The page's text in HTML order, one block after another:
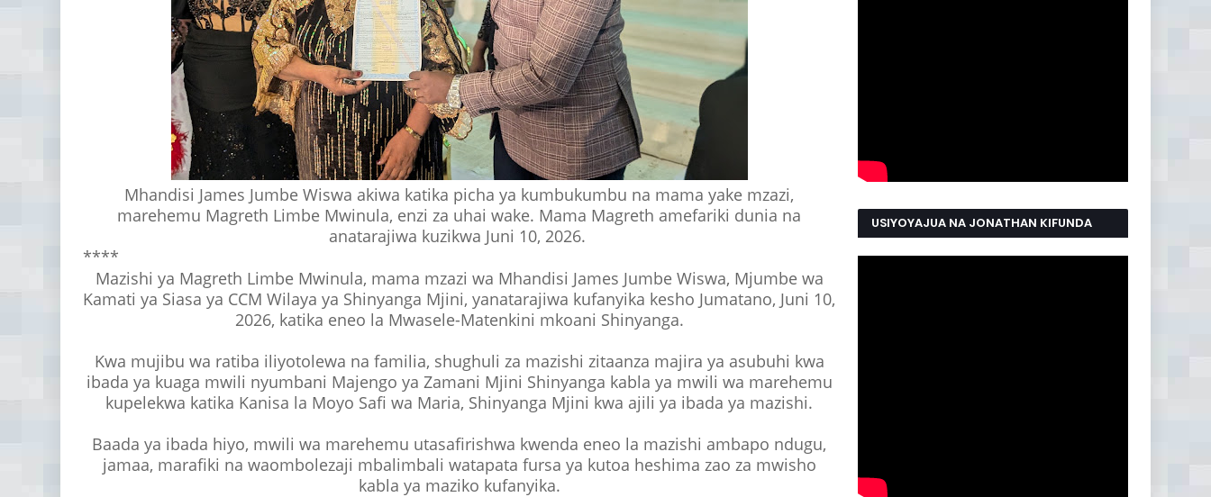
Mhandisi James Jumbe Wiswa akiwa katika picha ya kumbukumbu na mama yake mzazi,
marehemu Magreth Limbe Mwinula, enzi za uhai wake. Mama Magreth amefariki dunia na
anatarajiwa kuzikwa Juni 10, 2026.
****
Mazishi ya Magreth Limbe Mwinula, mama mzazi wa Mhandisi James Jumbe Wiswa, Mjumbe wa
Kamati ya Siasa ya CCM Wilaya ya Shinyanga Mjini, yanatarajiwa kufanyika kesho Jumatano, Juni 10,
2026, katika eneo la Mwasele-Matenkini mkoani Shinyanga.
Kwa mujibu wa ratiba iliyotolewa na familia, shughuli za mazishi zitaanza majira ya asubuhi kwa
ibada ya kuaga mwili nyumbani Majengo ya Zamani Mjini Shinyanga kabla ya mwili wa marehemu
kupelekwa katika Kanisa la Moyo Safi wa Maria, Shinyanga Mjini kwa ajili ya ibada ya mazishi.
Baada ya ibada hiyo, mwili wa marehemu utasafirishwa kwenda eneo la mazishi ambapo ndugu,
jamaa, marafiki na waombolezaji mbalimbali watapata fursa ya kutoa heshima zao za mwisho
kabla ya maziko kufanyika.
USIYOYAJUA NA JONATHAN KIFUNDA
MANYAMA